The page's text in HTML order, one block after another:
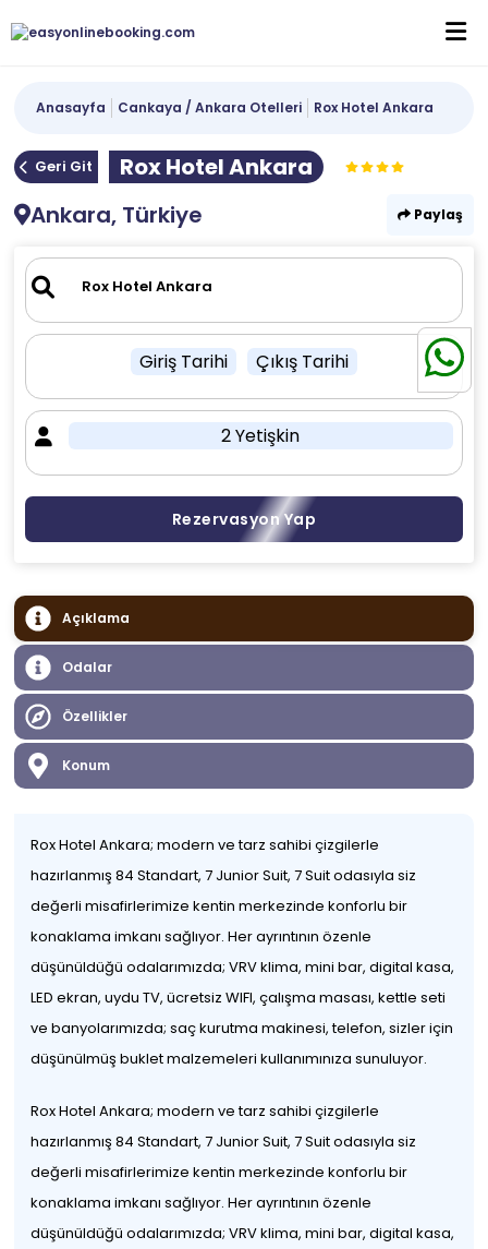
Anasayfa Cankaya / Ankara Otelleri Rox Hotel Ankara
Geri Git
Rox Hotel Ankara
Ankara, Türkiye
Paylaş
Giriş Tarihi Çıkış Tarihi
2 Yetişkin
Rezervasyon Yap
Açıklama
Odalar
Özellikler
Konum
Rox Hotel Ankara; modern ve tarz sahibi çizgilerle
hazırlanmış 84 Standart, 7 Junior Suit, 7 Suit odasıyla siz
değerli misafirlerimize kentin merkezinde konforlu bir
konaklama imkanı sağlıyor. Her ayrıntının özenle
düşünüldüğü odalarımızda; VRV klima, mini bar, digital kasa,
LED ekran, uydu TV, ücretsiz WIFI, çalışma masası, kettle seti
ve banyolarımızda; saç kurutma makinesi, telefon, sizler için
düşünülmüş buklet malzemeleri kullanımınıza sunuluyor.
Rox Hotel Ankara; modern ve tarz sahibi çizgilerle
hazırlanmış 84 Standart, 7 Junior Suit, 7 Suit odasıyla siz
değerli misafirlerimize kentin merkezinde konforlu bir
konaklama imkanı sağlıyor. Her ayrıntının özenle
düşünüldüğü odalarımızda; VRV klima, mini bar, digital kasa,